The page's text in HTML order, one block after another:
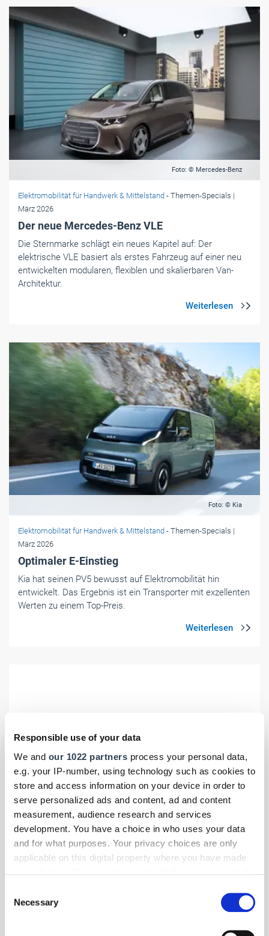
Responsible use of your data
We and our 1022 partners process your personal data,
e.g. your IP-number, using technology such as cookies to
store and access information on your device in order to
serve personalized ads and content, ad and content
measurement, audience research and services
development. You have a choice in who uses your data
and for what purposes. Your privacy choices are only
applicable on this digital property where you have made
the Privacy trigger icon.
Selection
Necessary
Foto: © Mercedes-Benz
Elektromobilität für Handwerk & Mittelstand - Themen-Specials |
März 2026
Der neue Mercedes-Benz VLE
Die Sternmarke schlägt ein neues Kapitel auf: Der
elektrische VLE basiert als erstes Fahrzeug auf einer neu
entwickelten modularen, flexiblen und skalierbaren Van-
Architektur.
Foto: © Kia
Elektromobilität für Handwerk & Mittelstand - Themen-Specials |
März 2026
Optimaler E-Einstieg
Kia hat seinen PV5 bewusst auf Elektromobilität hin
entwickelt. Das Ergebnis ist ein Transporter mit exzellenten
Werten zu einem Top-Preis.
Foto: © Jeep
Elektromobilität für Handwerk & Mittelstand - Themen-Specials
Kurs
Der neue Jeep Compass zeigt sich größer, kantiger und ist
erstmals auch als Stromer erhältlich. Wir haben uns das